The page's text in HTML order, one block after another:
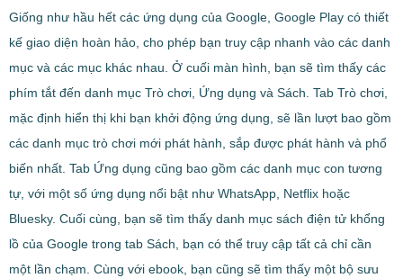
Giống như hầu hết các ứng dụng của Google, Google Play có thiết
kế giao diện hoàn hảo, cho phép bạn truy cập nhanh vào các danh
mục và các mục khác nhau. Ở cuối màn hình, bạn sẽ tìm thấy các
phím tắt đến danh mục Trò chơi, Ứng dụng và Sách. Tab Trò chơi,
mặc định hiển thị khi bạn khởi động ứng dụng, sẽ lần lượt bao gồm
các danh mục trò chơi mới phát hành, sắp được phát hành và phổ
biến nhất. Tab Ứng dụng cũng bao gồm các danh mục con tương
tự, với một số ứng dụng nổi bật như WhatsApp, Netflix hoặc
Bluesky. Cuối cùng, bạn sẽ tìm thấy danh mục sách điện tử khổng
lồ của Google trong tab Sách, bạn có thể truy cập tất cả chỉ cần
một lần chạm. Cùng với ebook, bạn cũng sẽ tìm thấy một bộ sưu